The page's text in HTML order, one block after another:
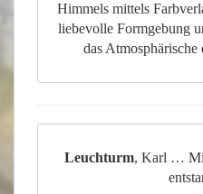
Himmels mittels
liebevolle Formgebung
das
Leuchturm, Karl … Mit